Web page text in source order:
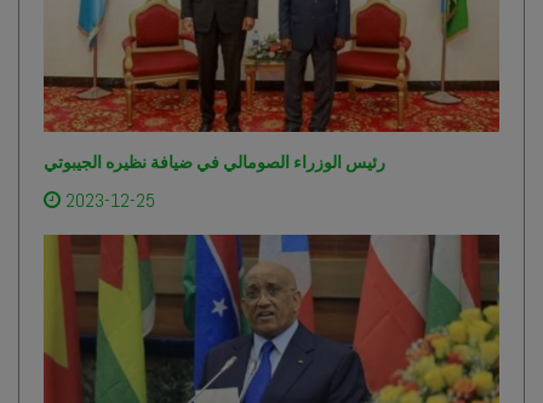
رئيس الوزراء الصومالي في ضيافة نظيره الجيبوتي
2023-12-25